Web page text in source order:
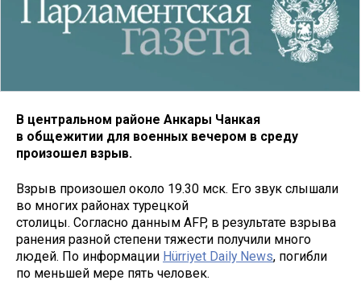
В центральном районе Анкары Чанкая
в общежитии для военных вечером в среду
произошел взрыв.
Взрыв произошел около 19.30 мск. Его звук слышали
во многих районах турецкой
столицы. Согласно данным AFP, в результате взрыва
ранения разной степени тяжести получили много
людей. По информации Hürriyet Daily News, погибли
по меньшей мере пять человек.